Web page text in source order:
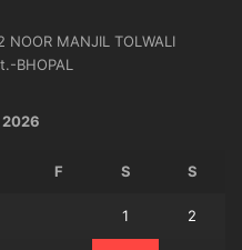
NOOR MANJIL TOLWALI
BHOPAL
F S S
1 2